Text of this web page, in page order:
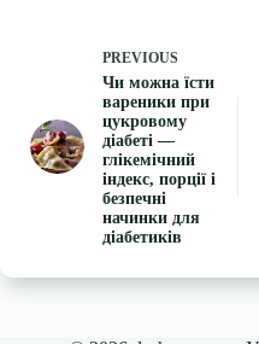
PREVIOUS
Чи можна їсти
вареники при
цукровому
діабеті —
глікемічний
індекс, порції і
безпечні
начинки для
діабетиків